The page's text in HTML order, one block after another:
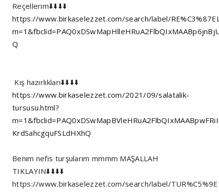
Reçellerim⬇️⬇️⬇️⬇️
https://www.birkaselezzet.com/search/label/
Q
Kış hazırlıkları⬇️⬇️⬇️⬇️
https://www.birkaselezzet.com/2021/09/salatalik-
tursusu.html?
KrdSahcgquFSLdHXhQ
Benim nefis turşularım mmmm MAŞALLAH
TIKLAYIN⬇️⬇️⬇️⬇️
https://www.birkaselezzet.com/search/label/